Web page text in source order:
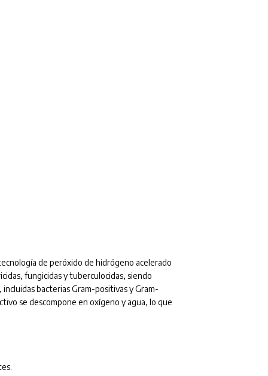
de peróxido de hidrógeno acelerado
fungicidas y tuberculocidas, siendo
bacterias Gram-positivas y Gram-
se descompone en oxígeno y agua, lo que